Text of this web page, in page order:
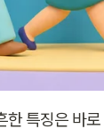
한 특징은 바로